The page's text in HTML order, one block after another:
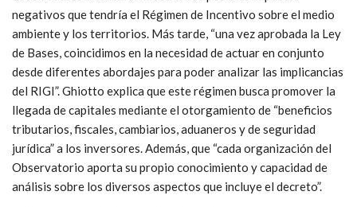
negativos que tendría el Régimen de Incentivo sobre el medio
ambiente y los territorios. Más tarde, “una vez aprobada la Ley
de Bases, coincidimos en la necesidad de actuar en conjunto
desde diferentes abordajes para poder analizar las implicancias
del RIGI”. Ghiotto explica que este régimen busca promover la
llegada de capitales mediante el otorgamiento de “beneficios
tributarios, fiscales, cambiarios, aduaneros y de seguridad
jurídica” a los inversores. Además, que “cada organización del
Observatorio aporta su propio conocimiento y capacidad de
análisis sobre los diversos aspectos que incluye el decreto”.